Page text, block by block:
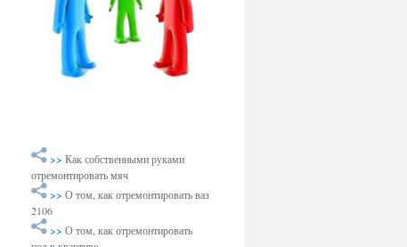
>> Как собственными руками
отремонтировать мяч
>> О том, как отремонтировать ваз
2106
>> О том, как отремонтировать